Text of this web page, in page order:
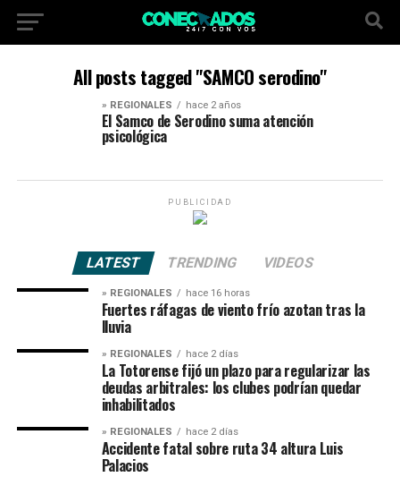
All posts tagged "SAMCO serodino"
» REGIONALES hace 2 años
El Samco de Serodino suma atención
psicológica
PUBLICIDAD
LATEST TRENDING VIDEOS
» REGIONALES hace 16 horas
Fuertes ráfagas de viento frío azotan tras la
lluvia
» REGIONALES hace 2 días
La Totorense fijó un plazo para regularizar las
deudas arbitrales: los clubes podrían quedar
inhabilitados
» REGIONALES hace 2 días
Accidente fatal sobre ruta 34 altura Luis
Palacios